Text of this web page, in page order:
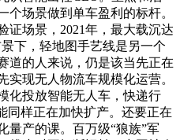
个场景做到单车盈利的标杆。
证场景，2021年，最大载沉达
下，轻地图手艺线是另一个
道的人来说，仍是该当先正在
实现无人物流车规模化运营。
化投放智能无人车，快递行
同样正在加快扩产。还要正在
量产的课。百万级“狼族”军